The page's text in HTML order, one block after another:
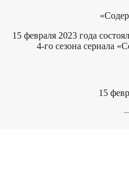
15 февраля 2023 года
4-го сезона сериала
15